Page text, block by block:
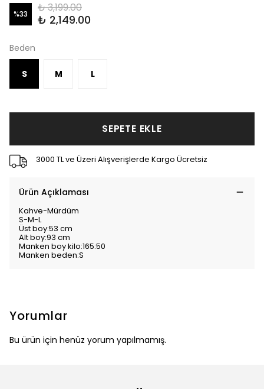
%33 ₺ 3,199.00
₺ 2,149.00
Beden
S M L
SEPETE EKLE
3000 TL ve Üzeri Alışverişlerde Kargo Ücretsiz
Ürün Açıklaması
Kahve-Mürdüm
S-M-L
Üst boy:53 cm
Alt boy:93 cm
Manken boy kilo:165:50
Manken beden:S
Yorumlar
Bu ürün için henüz yorum yapılmamış.